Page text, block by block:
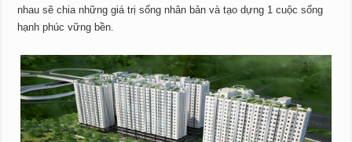
nhau sẽ chia những giá trị sống nhân bản và tạo dựng 1 cuộc sống
hạnh phúc vững bền.